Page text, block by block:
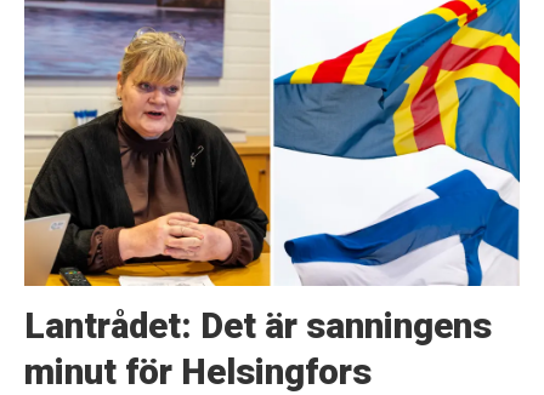
Lantrådet: Det är sanningens
minut för Helsingfors